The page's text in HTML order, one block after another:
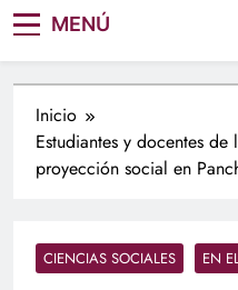
MENÚ
Inicio
Estudiantes y docentes
proyección social en
CIENCIAS SOCIALES EN